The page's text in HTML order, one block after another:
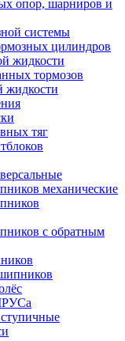
опор, шарниров и
системы
цилиндров
жидкости
тормозов
жидкости
тяг
механические
с обратным